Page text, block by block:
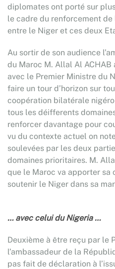
diplomates ont porté sur
le cadre du renforcement
entre le Niger et ces deux
Au sortir de son audience
du Maroc M. Allal Al
avec le Premier Ministre du
faire un tour d’horizon sur
coopération bilatérale
tous les déifferents
renforcer davantage pour
vu du contexte actuel on
soulevées par les deux
domaines prioritaires. M.
que le Maroc va apporter sa
soutenir le Niger dans sa
… avec celui du Nigeria …
Deuxième à être reçu par le
l’ambassadeur de la
pas fait de déclaration à